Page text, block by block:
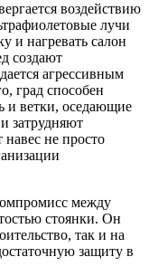
воздействию
лучи
и нагревать салон
создают
агрессивным
град способен
и ветки, оседающие
затрудняют
не просто
между
стоянки. Он
так и на
защиту в